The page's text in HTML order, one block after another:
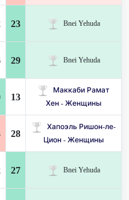
23 Bnei Yehuda
29 Bnei Yehuda
13
Маккаби Рамат
Хен - Женщины
28
Хапоэль Ришон-ле-
Цион - Женщины
27 Bnei Yehuda